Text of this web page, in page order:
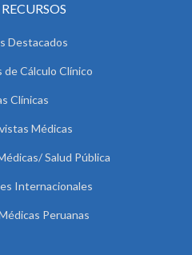
Destacados
de Cálculo Clínico
Clínicas
Médicas
Salud Pública
Internacionales
Peruanas